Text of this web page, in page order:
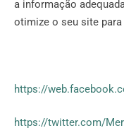
a informação
otimize o seu site
https://
https://twitter.com/